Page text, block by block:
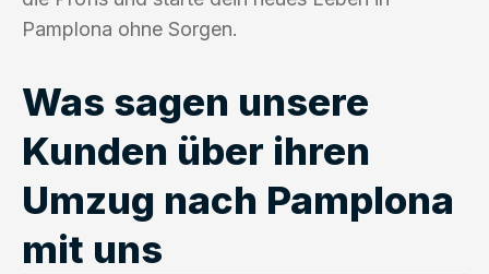
Pamplona ohne Sorgen.
Was sagen unsere
Kunden über ihren
Umzug nach Pamplona
mit uns